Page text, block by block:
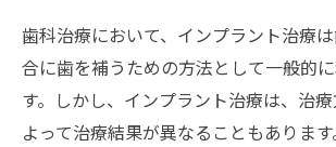
歯科治療において、インプラント治療
合に歯を補うための方法として一般的
す。しかし、インプラント治療は、治
よって治療結果が異なることもありま